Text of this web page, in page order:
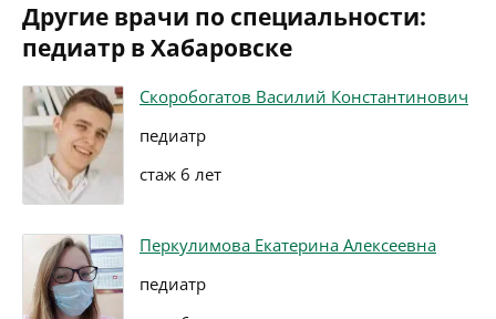
Другие врачи по специальности:
педиатр в Хабаровске
Скоробогатов Василий Константинович
педиатр
стаж 6 лет
Перкулимова Екатерина Алексеевна
педиатр